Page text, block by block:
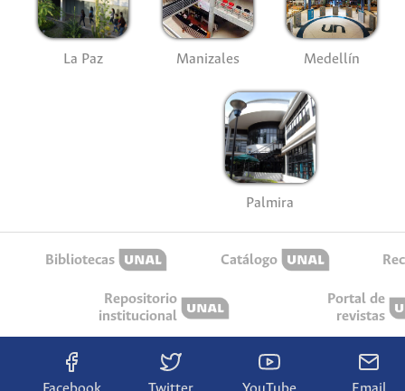
La Paz Manizales Medellín
Palmira
Bibliotecas Catálogo
Repositorio
institucional
Portal de
revistas